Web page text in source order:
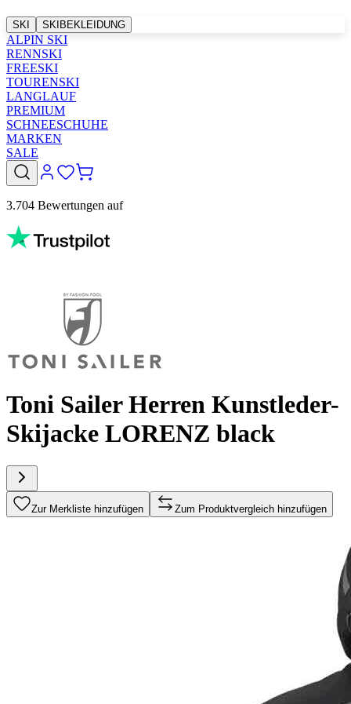
SKI SKIBEKLEIDUNG
ALPIN SKI
RENNSKI
FREESKI
TOURENSKI
LANGLAUF
PREMIUM
SCHNEESCHUHE
MARKEN
SALE
3.704 Bewertungen auf
Toni Sailer Herren Kunstleder-
Skijacke LORENZ black
Zur Merkliste hinzufügen Zum Produktvergleich hinzufügen